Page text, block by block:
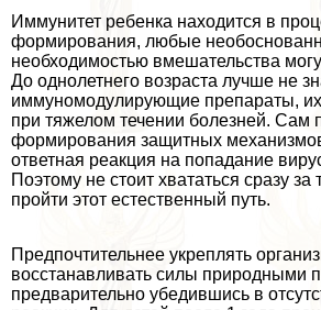
Иммунитет ребенка находится в
формирования, любые
необходимостью вмешательства
До однолетнего возраста лучше не
иммуномодулирующие препараты, их
при тяжелом течении болезней. Сам
формирования защитных
ответная реакция на попадание
Поэтому не стоит хвататься сразу за
пройти этот естественный путь.
Предпочтительнее укреплять
восстанавливать силы природными
предварительно убедившись в